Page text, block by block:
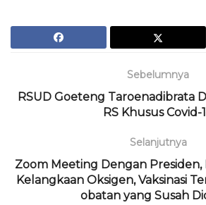
Sebelumnya
RSUD Goeteng Taroenadibrata
RS Khusus Covid-
Selanjutnya
Zoom Meeting Dengan
Kelangkaan Oksigen, Vaksinasi
obatan yang Susah